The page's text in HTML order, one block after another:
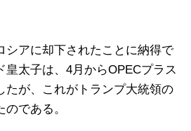
シアに却下されたことに納得で
皇太子は、4月からOPECプラス
たが、これがトランプ大統領の
である。